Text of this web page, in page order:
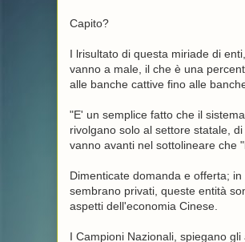
Capito?
I lrisultato di questa miriade di
vanno a male, il che è una
alle banche cattive fino alle
"E' un semplice fatto che il
rivolgano solo al settore statale, di
vanno avanti nel sottolineare che
Dimenticate domanda e offerta;
sembrano privati, queste entità
aspetti dell'economia Cinese.
I Campioni Nazionali, spiegano